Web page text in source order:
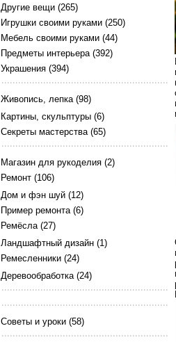
Другие вещи (265)
Игрушки своими руками (250)
Мебель своими руками (44)
Предметы интерьера(392)
Украшения (394)
Живопись, лепка(98)
Картины, скульптуры (6)
Секреты мастерства(65)
Магазин для рукоделия (2)
Ремонт (106)
Дом и фэн шуй (12)
Пример ремонта(6)
Ремёсла(27)
Ландшафтный дизайн (1)
Ремесленники (24)
Деревообработка(24)
Советы и уроки (58)